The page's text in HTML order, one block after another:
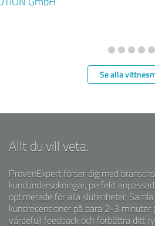
Se alla
Allt du vill veta.
ProvenExpert förser dig med
kundundersökningar, perfekt
optimerade för alla slutenheter.
kundrecensioner på bara 2-3 minuter
värdefull feedback och förbättra ditt